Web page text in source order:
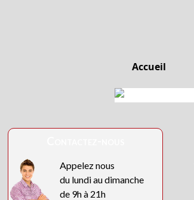
Accueil
Appelez nous
du lundi au dimanche
de 9h à 21h